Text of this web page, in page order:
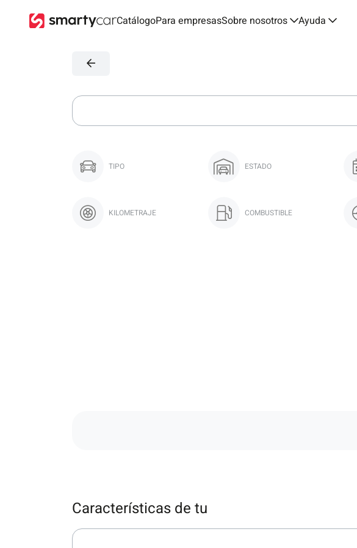
CatálogoPara empresasSobre nosotros Ayuda
TIPO ESTADO
KILOMETRAJE COMBUSTIBLE
Características de tu